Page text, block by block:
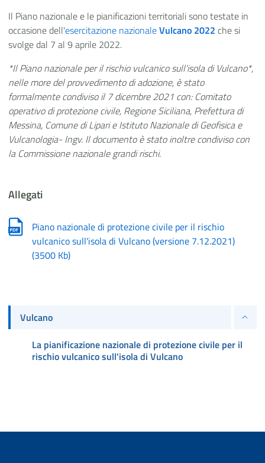
Il Piano nazionale e le pianificazioni territoriali sono testate in
occasione dell'esercitazione nazionaleVulcano 2022 che si
svolge dal 7 al 9 aprile 2022.
*Il Piano nazionale per il rischio vulcanico sull'isola di Vulcano*,
nelle more del provvedimento di adozione, è stato
formalmente condiviso il 7 dicembre 2021 con: Comitato
operativo di protezione civile, Regione Siciliana, Prefettura di
Messina, Comune di Lipari e Istituto Nazionale di Geofisica e
Vulcanologia- Ingv. Il documento è stato inoltre condiviso con
la Commissione nazionale grandi rischi.
Allegati
Piano nazionale di protezione civile per il rischio
vulcanico sull'isola di Vulcano (versione 7.12.2021)
(3500 Kb)
Vulcano
La pianificazione nazionale di protezione civile per il
rischio vulcanico sull'isola di Vulcano